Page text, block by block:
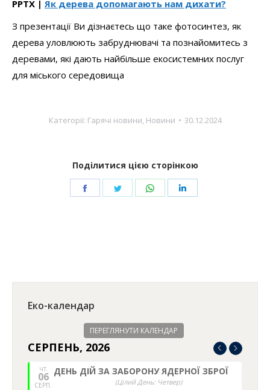
PPTX | Як дерева допомагають нам дихати?
З презентації Ви дізнаєтесь що таке фотосинтез, як
дерева уловлюють забруднювачі та познайомитесь з
деревами, які дають найбільше екосистемних послуг
для міського середовища
Категорії: Гарячі новини Новини 30.12.2024
Поділитися цією сторінкою
Share
Share
Share
Еко-календар
ПЕРЕГЛЯНУТИ КАЛЕНДАР
СЕРПЕНЬ, 2026
ЧТ.
06
СЕРП.
ДЕНЬ ДІЙ ЗА ЗАБОРОНУ ЯДЕРНОЇ ЗБРОЇ
(Цілий День: Четвер)